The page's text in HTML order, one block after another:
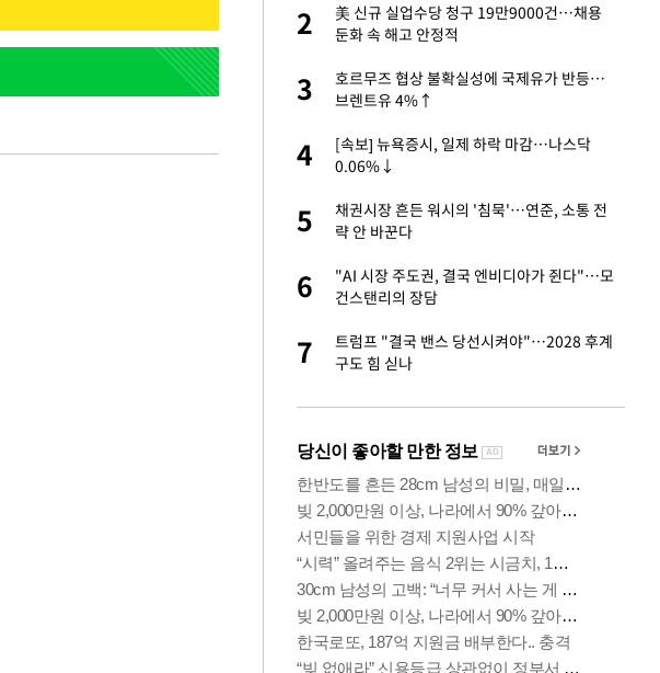
니…"
"바지 벗고 앞뒤로 돌아야 했다"…탈북민 김
서아, 기쁨조 검사 수치심 회상
2
美 신규 실업수당 청구 19만9000건…채용
둔화 속 해고 안정적
3
호르무즈 협상 불확실성에 국제유가 반등…
브렌트유 4%↑
4
[속보] 뉴욕증시, 일제 하락 마감…나스닥
0.06%↓
5
채권시장 흔든 워시의 '침묵'…연준, 소통 전
략 안 바꾼다
6
"AI 시장 주도권, 결국 엔비디아가 쥔다"…모
건스탠리의 장담
7
트럼프 "결국 밴스 당선시켜야"…2028 후계
구도 힘 싣나